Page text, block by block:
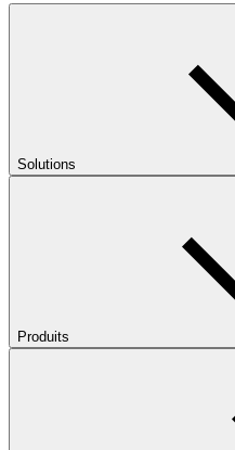
Solutions
Produits